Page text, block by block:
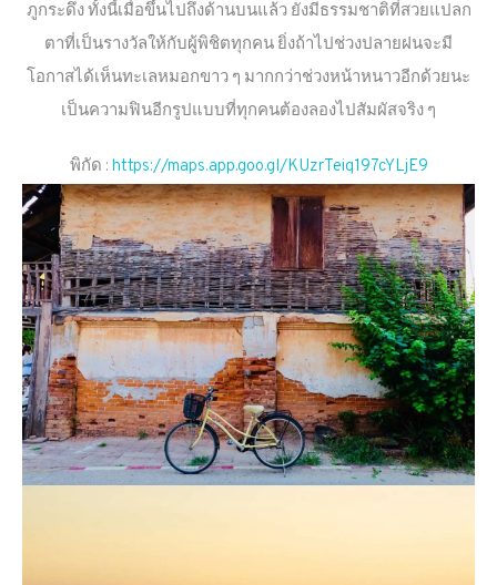
ภูกระดึง ทั้งนี้เมื่อขึ้นไปถึงด้านบนแล้ว ยังมีธรรมชาติที่สวยแปลก
ตาที่เป็นรางวัลให้กับผู้พิชิตทุกคน ยิ่งถ้าไปช่วงปลายฝนจะมี
โอกาสได้เห็นทะเลหมอกขาว ๆ มากกว่าช่วงหน้าหนาวอีกด้วยนะ
เป็นความฟินอีกรูปแบบที่ทุกคนต้องลองไปสัมผัสจริง ๆ
พิกัด : https://maps.app.goo.gl/KUzrTeiq197cYLjE9